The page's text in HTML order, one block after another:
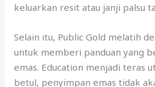
keluarkan resit atau janji palsu
Selain itu, Public Gold melatih
untuk memberi panduan yang
emas. Education menjadi teras
betul, penyimpan emas tidak